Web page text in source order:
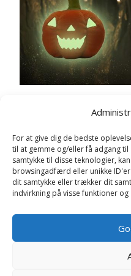
For at give dig de bedste
til at gemme og/eller få adgang
samtykke til disse teknologier,
browsingadfærd eller unikke
dit samtykke eller trækker dit
indvirkning på visse funktioner og
Græskar, selvlysende –
115 kr.
Læs mere her